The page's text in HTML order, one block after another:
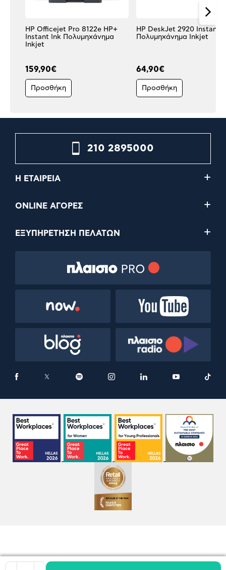
HP Officejet Pro 8122e HP+
Instant Ink Πολυμηχάνημα
Inkjet
159,90€
Προσθήκη
HP DeskJet 2920 Instant
Πολυμηχάνημα Inkjet
64,90€
Προσθήκη
210 2895000
Η ΕΤΑΙΡΕΙΑ
ONLINE ΑΓΟΡΕΣ
ΕΞΥΠΗΡΕΤΗΣΗ ΠΕΛΑΤΩΝ